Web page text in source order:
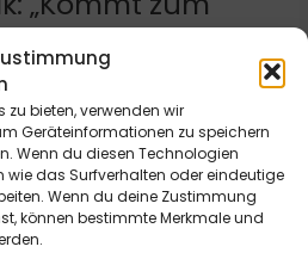
zu bieten, verwenden wir
Geräteinformationen zu speichern
Wenn du diesen Technologien
wie das Surfverhalten oder eindeutige
Wenn du deine Zustimmung
können bestimmte Merkmale und
Berlin“
lädt am 26. und 27. April
und junge Frauen im Alter
aus allen Schultypen nach Berlin
Politik hautnah zu
Mechthilde
aus dem Landkreis
Oberallgäu zur Bewerbung […]